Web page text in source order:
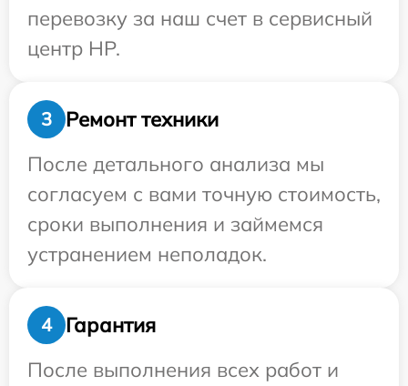
перевозку за наш счет в сервисный
центр HP.
3
Ремонт техники
После детального анализа мы
согласуем с вами точную стоимость,
сроки выполнения и займемся
устранением неполадок.
4
Гарантия
После выполнения всех работ и